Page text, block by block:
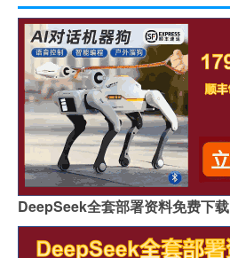
DeepSeek全套部署资料免费下载